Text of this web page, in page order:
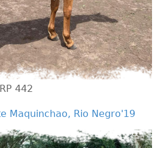
442
Maquinchao, Rio Negro'19